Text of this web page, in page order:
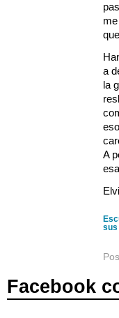
a
la
A
sus
Facebook